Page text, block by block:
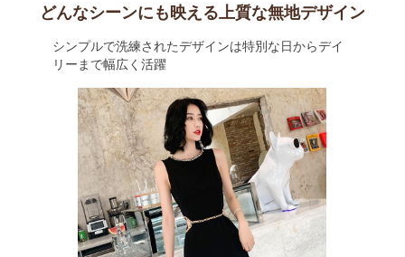
どんなシーンにも映える上質な無地デザイン
シンプルで洗練されたデザインは特別な日からデイ
リーまで幅広く活躍